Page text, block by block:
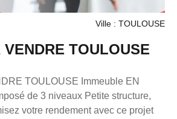
Ville : TOULOUSE
immeuble À VENDRE TOULOUSE
de 3 niveaux Petite structure,